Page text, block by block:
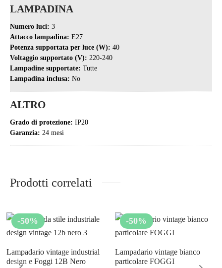
LAMPADINA
Numero luci: 3
Attacco lampadina: E27
Potenza supportata per luce (W): 40
Voltaggio supportato (V): 220-240
Lampadine supportate: Tutte
Lampadina inclusa: No
ALTRO
Grado di protezione: IP20
Garanzia: 24 mesi
Prodotti correlati
-50%
Lampadario vintage industrial
design e Foggi 12B Nero
-50%
Lampadario vintage bianco
particolare FOGGI